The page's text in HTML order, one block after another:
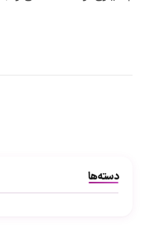
دسته‌ها